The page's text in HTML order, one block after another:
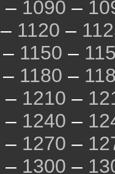
– 1090 –
– 1120 –
– 1150 –
– 1180 –
– 1210 –
– 1240 –
– 1270 –
– 1300 –